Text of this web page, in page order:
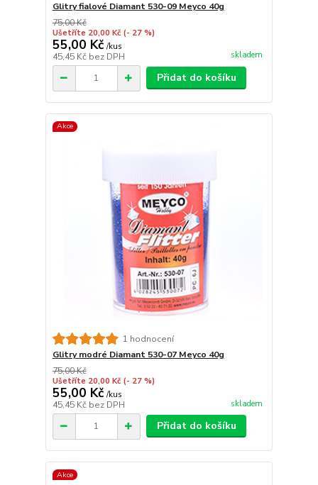
Glitry fialové Diamant 530-09 Meyco 40g
75,00 Kč
Ušetříte 20,00 Kč (- 27 %)
55,00 Kč /kus
45,45 Kč bez DPH skladem
Přidat do košíku
Akce
1 hodnocení
Glitry modré Diamant 530-07 Meyco 40g
75,00 Kč
Ušetříte 20,00 Kč (- 27 %)
55,00 Kč /kus
45,45 Kč bez DPH skladem
Přidat do košíku
Akce